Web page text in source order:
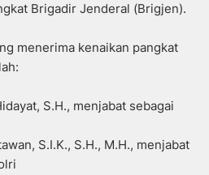
Brigadir Jenderal (Brigjen).
menerima kenaikan pangkat
S.H., menjabat sebagai
S.I.K., S.H., M.H., menjabat